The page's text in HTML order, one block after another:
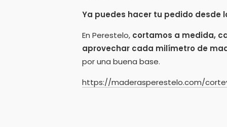
Ya puedes hacer tu pedido desde
En Perestelo, cortamos a medida,
aprovechar cada milímetro de
por una buena base.
https://maderasperestelo.com/